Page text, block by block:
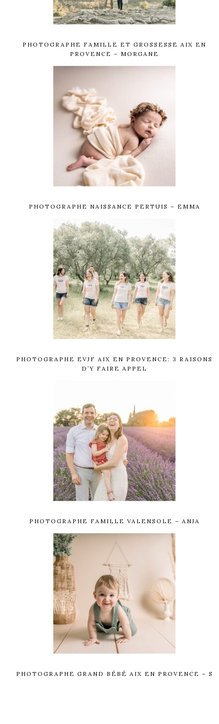
PHOTOGRAPHE FAMILLE ET GROSSESSE AIX EN
PROVENCE – MORGANE
PHOTOGRAPHE NAISSANCE PERTUIS – EMMA
PHOTOGRAPHE EVJF AIX EN PROVENCE: 3 RAISONS
D’Y FAIRE APPEL
PHOTOGRAPHE FAMILLE VALENSOLE – ANJA
PHOTOGRAPHE GRAND BÉBÉ AIX EN PROVENCE – S